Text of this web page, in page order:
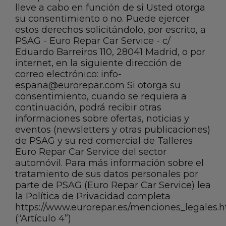
lleve a cabo en función de si Usted otorga
su consentimiento o no. Puede ejercer
estos derechos solicitándolo, por escrito, a
PSAG - Euro Repar Car Service - c/
Eduardo Barreiros 110, 28041 Madrid, o por
internet, en la siguiente dirección de
correo electrónico: info-
espana@eurorepar.com Si otorga su
consentimiento, cuando se requiera a
continuación, podrá recibir otras
informaciones sobre ofertas, noticias y
eventos (newsletters y otras publicaciones)
de PSAG y su red comercial de Talleres
Euro Repar Car Service del sector
automóvil. Para más información sobre el
tratamiento de sus datos personales por
parte de PSAG (Euro Repar Car Service) lea
la Política de Privacidad completa
https://www.eurorepar.es/
(“Artículo 4”)